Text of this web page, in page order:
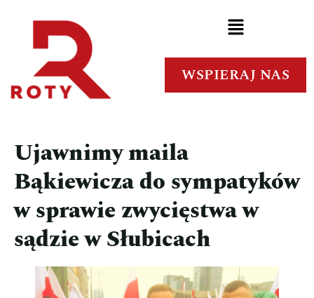
WSPIERAJ NAS
Ujawnimy maila
Bąkiewicza do sympatyków
w sprawie zwycięstwa w
sądzie w Słubicach